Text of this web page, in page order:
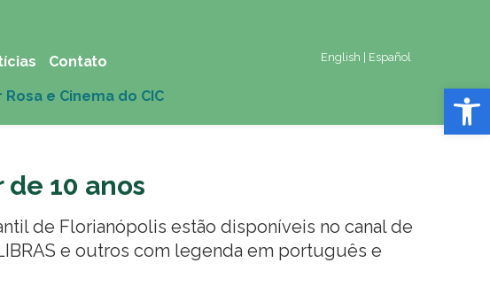
Abrir
English Español
Contato
10 anos
de Florianópolis estão disponíveis no canal de
e outros com legenda em português e